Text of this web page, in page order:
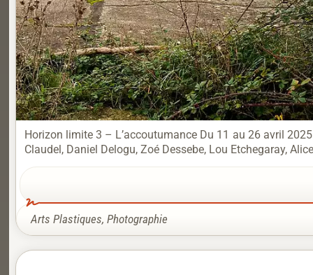
Horizon limite 3 – L’accoutumance Du 11 au 26 avril
Claudel, Daniel Delogu, Zoé Dessebe, Lou Etchegaray,
Arts Plastiques, Photographie